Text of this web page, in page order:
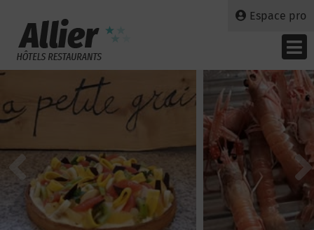
Espace pro